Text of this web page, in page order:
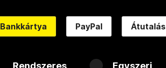
Bankkártya PayPal Átutalás
Rendszeres Egyszeri